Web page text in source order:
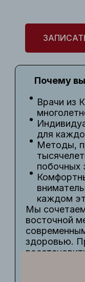
Врачи из
для
Методы,
побочных
каждом
Мы
восточной
здоровью.
Почему